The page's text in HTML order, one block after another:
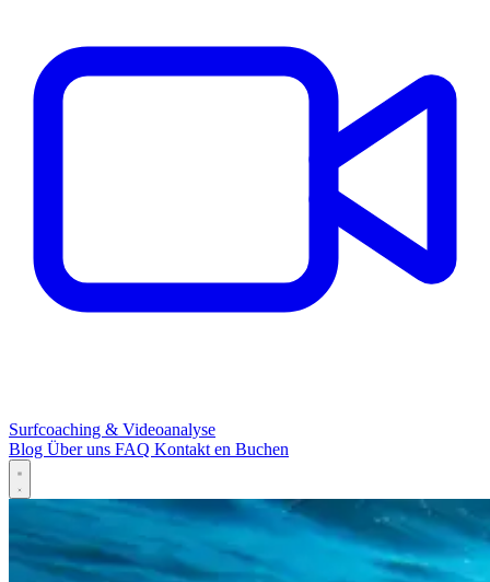
Surfcoaching & Videoanalyse
Blog Über uns FAQ Kontakten Buchen